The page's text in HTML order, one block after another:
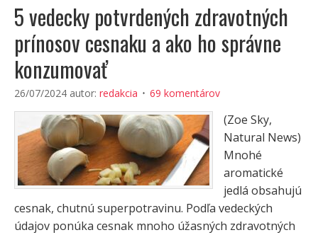
5 vedecky potvrdených zdravotných
prínosov cesnaku a ako ho správne
konzumovať
26/07/2024 autor: redakcia 69 komentárov
(Zoe Sky,
Natural News)
Mnohé
aromatické
jedlá obsahujú
cesnak, chutnú superpotravinu. Podľa vedeckých
údajov ponúka cesnak mnoho úžasných zdravotných